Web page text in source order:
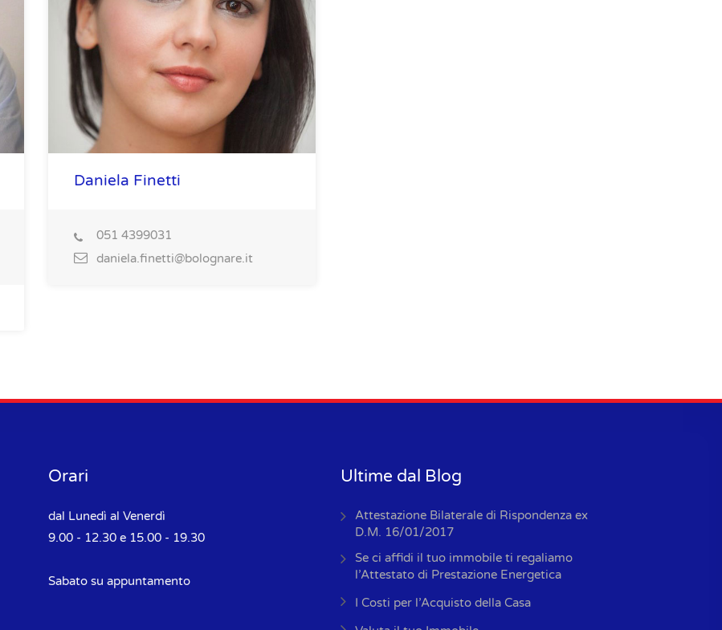
Daniela Finetti
051 4399031
daniela.finetti@bolognare.it
Orari
dal Lunedì al Venerdì
9.00 - 12.30 e 15.00 - 19.30
Sabato su appuntamento
Ultime dal Blog
Attestazione Bilaterale di Rispondenza ex
D.M. 16/01/2017
Se ci affidi il tuo immobile ti regaliamo
l’Attestato di Prestazione Energetica
I Costi per l’Acquisto della Casa